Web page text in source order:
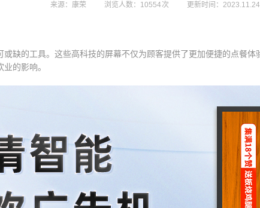
来源：康荣 浏览人数：10554 次 更新时间：2023.11.24
缺的工具。这些高科技的屏幕不仅为顾客提供了更加便捷的点餐
的影响。